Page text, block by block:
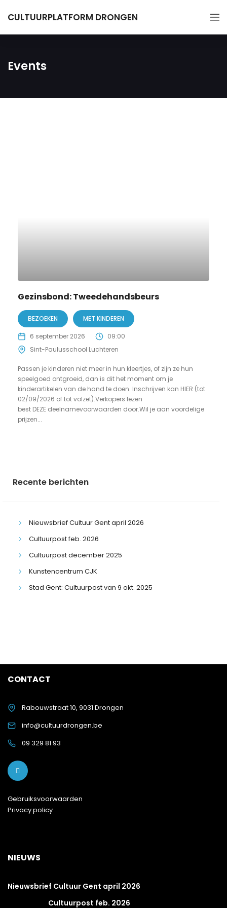
CULTUURPLATFORM DRONGEN
Events
Gezinsbond: Tweedehandsbeurs
BEZOEKEN MET KINDEREN
6 september 2026
09:00
Sint-Paulusschool Luchteren
Passen je kinderen niet meer in hun kleertjes, of zijn ze hun
speelgoed ontgroeid, dan is dit het moment om je
kinderartikelen van de hand te doen. Inschrijven kan HIER (tot
02/09/2026 of tot volzet).Verkopers lezen
best DEZE deelnamevoorwaarden door.Wil je aan voordelige
prijzen...
Recente berichten
Nieuwsbrief Cultuur Gent april 2026
Cultuurpost feb. 2026
Cultuurpost december 2025
Kunstencentrum CJK
Stad Gent: Cultuurpost van 9 okt. 2025
CONTACT
Rabouwstraat 10, 9031 Drongen
info@cultuurdrongen.be
09 329 81 93
Gebruiksvoorwaarden
Privacy policy
NIEUWS
Nieuwsbrief Cultuur Gent april 2026
Cultuurpost feb. 2026